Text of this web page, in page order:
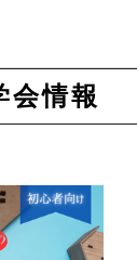
会情報